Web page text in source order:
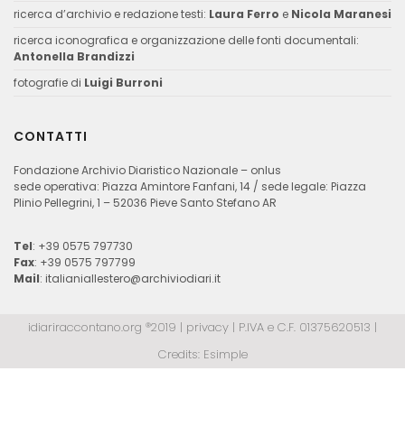
ricerca d’archivio e redazione testi: Laura Ferro e Nicola Maranesi
ricerca iconografica e organizzazione delle fonti documentali:
Antonella Brandizzi
fotografie di Luigi Burroni
CONTATTI
Fondazione Archivio Diaristico Nazionale – onlus
sede operativa: Piazza Amintore Fanfani, 14 / sede legale: Piazza
Plinio Pellegrini, 1 – 52036 Pieve Santo Stefano AR
Tel: +39 0575 797730
Fax: +39 0575 797799
Mail: italianiallestero@archiviodiari.it
idiariraccontano.org ®2019 | privacy | P.IVA e C.F. 01375620513 |
Credits: Esimple